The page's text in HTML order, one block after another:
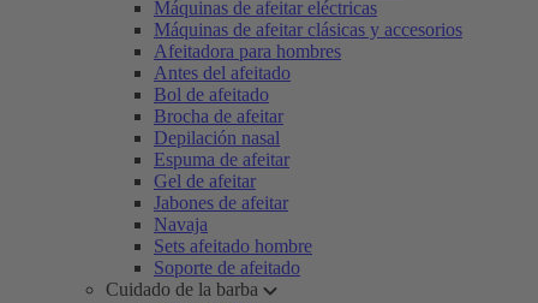
Máquinas de afeitar eléctricas
Máquinas de afeitar clásicas y accesorios
Afeitadora para hombres
Antes del afeitado
Bol de afeitado
Brocha de afeitar
Depilación nasal
Espuma de afeitar
Gel de afeitar
Jabones de afeitar
Navaja
Sets afeitado hombre
Soporte de afeitado
Cuidado de la barba